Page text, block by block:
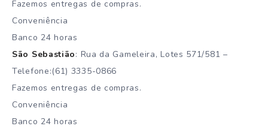
Fazemos entregas de compras.
Conveniência
Banco 24 horas
São Sebastião: Rua da Gameleira, Lotes 571/581 –
Telefone:(61) 3335-0866
Fazemos entregas de compras.
Conveniência
Banco 24 horas